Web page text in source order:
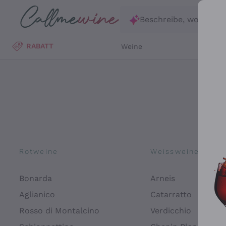
Zum Hauptinhalt springen
Beschreibe, wonach
RABATT Weine
Rotweine
Bonarda
Aglianico
Rosso di Montalcino
Weissweine
Arneis
Catarratto
Verdicchio